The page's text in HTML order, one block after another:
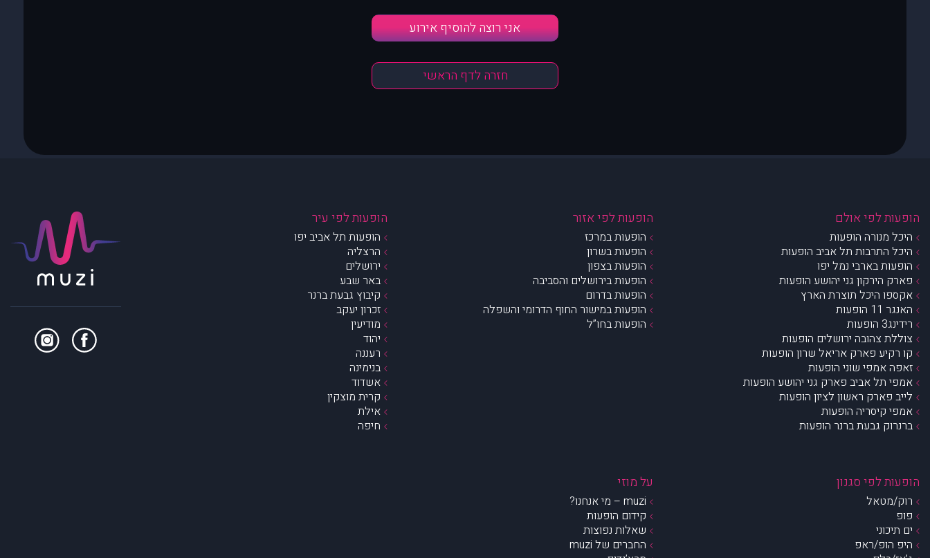
אני רוצה להוסיף אירוע
חזרה לדף הראשי
הופעות לפי אולם
היכל מנורה הופעות
היכל התרבות תל אביב הופעות
הופעות בארבי נמל יפו
פארק הירקון גני יהושע הופעות
אקספו היכל תוצרת הארץ
האנגר 11 הופעות
רידינג3 הופעות
צוללת צהובה ירושלים הופעות
קו רקיע פארק אריאל שרון הופעות
זאפה אמפי שוני הופעות
אמפי תל אביב פארק גני יהושע הופעות
לייב פארק ראשון לציון הופעות
אמפי קיסריה הופעות
ברנרוק גבעת ברנר הופעות
הופעות לפי אזור
הופעות במרכז
הופעות בשרון
הופעות בצפון
הופעות בירושלים והסביבה
הופעות בדרום
הופעות במישור החוף הדרומי והשפלה
הופעות בחו”ל
הופעות לפי עיר
הופעות תל אביב יפו
הרצליה
ירושלים
באר שבע
קיבוץ גבעת ברנר
זכרון יעקב
מודיעין
יהוד
רעננה
בנימינה
אשדוד
קרית מוצקין
אילת
חיפה
הופעות לפי סגנון
רוק/מטאל
פופ
ים תיכוני
היפ הופ/ראפ
על מוזי
muzi – מי אנחנו?
קידום הופעות
שאלות נפוצות
החברים של muzi